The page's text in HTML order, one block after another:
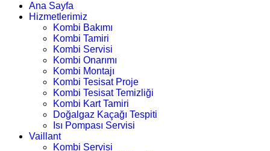
Ana Sayfa
Hizmetlerimiz
Kombi Bakımı
Kombi Tamiri
Kombi Servisi
Kombi Onarımı
Kombi Montajı
Kombi Tesisat Proje
Kombi Tesisat Temizliği
Kombi Kart Tamiri
Doğalgaz Kaçağı Tespiti
Isı Pompası Servisi
Vaillant
Kombi Servisi